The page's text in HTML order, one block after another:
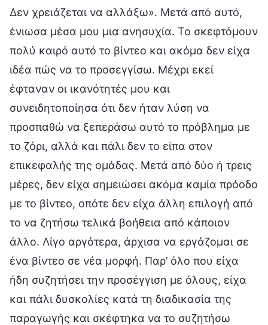
Δεν χρειάζεται να αλλάξω». Μετά από αυτό,
ένιωσα μέσα μου μια ανησυχία. Το σκεφτόμουν
πολύ καιρό αυτό το βίντεο και ακόμα δεν είχα
ιδέα πώς να το προσεγγίσω. Μέχρι εκεί
έφταναν οι ικανότητές μου και
συνειδητοποίησα ότι δεν ήταν λύση να
προσπαθώ να ξεπεράσω αυτό το πρόβλημα με
το ζόρι, αλλά και πάλι δεν το είπα στον
επικεφαλής της ομάδας. Μετά από δύο ή τρεις
μέρες, δεν είχα σημειώσει ακόμα καμία πρόοδο
με το βίντεο, οπότε δεν είχα άλλη επιλογή από
το να ζητήσω τελικά βοήθεια από κάποιον
άλλο. Λίγο αργότερα, άρχισα να εργάζομαι σε
ένα βίντεο σε νέα μορφή. Παρ’ όλο που είχα
ήδη συζητήσει την προσέγγιση με όλους, είχα
και πάλι δυσκολίες κατά τη διαδικασία της
παραγωγής και σκέφτηκα να το συζητήσω